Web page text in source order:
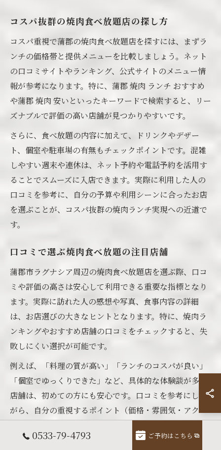
コスパ抜群の焼肉食べ放題店の探し方
コスパ重視で蒲郡の焼肉食べ放題店を探すには、まずラ
ンチの価格帯と提供メニューを比較しましょう。ネット
の口コミサイトやランキング、公式サイトのメニュー情
報が参考になります。特に、蒲郡 焼肉 ランチ おすすめ
や蒲郡 焼肉 安いといったキーワードで検索すると、リー
ズナブルで評価の高い店舗が見つかりやすいです。
さらに、食べ放題の内容に加えて、ドリンクやデザー
ト、個室や駐車場の有無もチェックポイントです。混雑
しやすい週末や連休は、ネット予約や電話予約を活用す
ることでスムーズに入店できます。実際に利用した人の
口コミを参考に、自分の予算や利用シーンに合ったお店
を選ぶことが、コスパ抜群の焼肉ランチ実現への近道で
す。
口コミで選ぶ焼肉食べ放題の注目店舗
蒲郡市ラグナシア周辺の焼肉食べ放題店を選ぶ際、口コ
ミや評価の高さは安心して利用できる重要な指標となり
ます。実際に訪れた人の感想や写真、食事内容の詳細
は、お店選びの大きなヒントとなります。特に、焼肉ラ
ンキングやおすすめ店舗の口コミをチェックすると、失
敗しにくい選択が可能です。
例えば、「料理の質が高い」「ランチのコスパが良い」
「個室でゆっくりできた」など、具体的な体験談が多い
店舗は、初めての方にも安心です。口コミを参考にしな
がら、自分の重視するポイント（価格・雰囲気・アクセ
ランチタイムを過ごしましょう。
0533-79-4793 ご予約はこちら